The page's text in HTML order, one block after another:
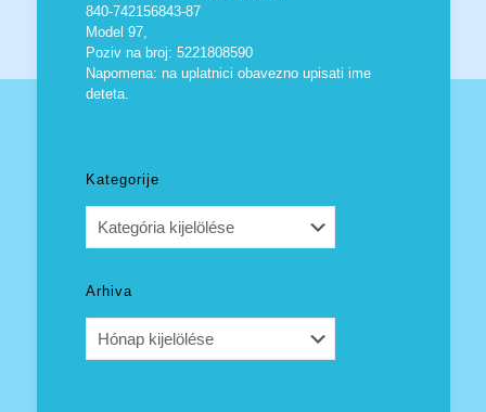
840-742156843-87
Model 97,
Poziv na broj: 5221808590
Napomena: na uplatnici obavezno upisati ime
deteta.
Kategorije
Arhiva